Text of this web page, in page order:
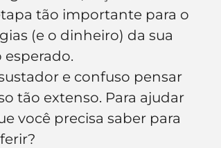
tão importante para o
(e o dinheiro) da sua
e confuso pensar
tão extenso. Para ajudar
você precisa saber para